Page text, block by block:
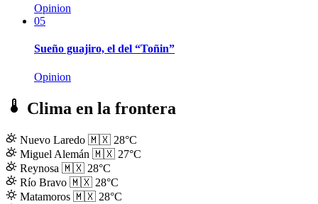
Opinion
05
Sueño guajiro, el del “Toñin”
Opinion
Clima en la frontera
Nuevo Laredo 🇲🇽 28°C
Miguel Alemán 🇲🇽 27°C
Reynosa 🇲🇽 28°C
Río Bravo 🇲🇽 28°C
Matamoros 🇲🇽 28°C